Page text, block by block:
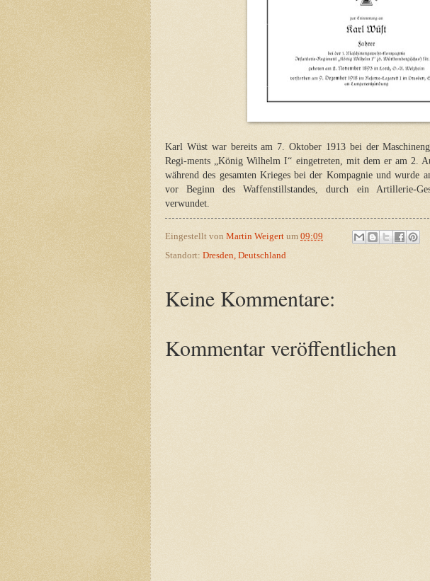
Karl Wüst war bereits am 7. Oktober 1913 bei der
Regi-ments „König Wilhelm I“ eingetreten, mit dem er am 2.
während des gesamten Krieges bei der Kompagnie und wurde
vor Beginn des Waffenstillstandes, durch ein Artillerie-
verwundet.
Eingestellt von Martin Weigert um 09:09
Standort: Dresden, Deutschland
Keine Kommentare:
Kommentar veröffentlichen